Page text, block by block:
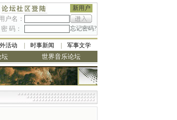
新用户
户名：
密 码：
忘记密码?
活动 时事新闻 军事文学
坛 世界音乐论坛